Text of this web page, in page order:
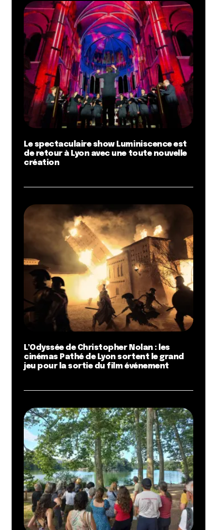
Le spectaculaire show Luminiscence est
de retour à Lyon avec une toute nouvelle
création
L’Odyssée de Christopher Nolan : les
cinémas Pathé de Lyon sortent le grand
jeu pour la sortie du film événement